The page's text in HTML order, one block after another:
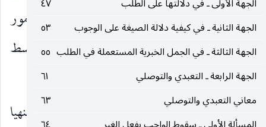
الجهة الثانية ـ في كيفية دلالة الصيغة على الوجوب
٥٣
الجهة الثالثة ـ في الجمل الخبرية المستعملة في الطلب ٥٥
الجهة الرابعة ـ التعبدي والتوصلي
٦١
معاني التعبدي والتوصلي
٦٣
الصلاة الواقع في خصوص ذلك الوقت وليس هو المأمور
به في الفرع الأول وانما المأمور به هو الجامع الّذي ينبسط
قهرا على الفرد المزاحم أيضا فيكون مجزيا عقلا.
واما بناء على الاقتضاء فسوف يكون ذلك الفرد منهيا